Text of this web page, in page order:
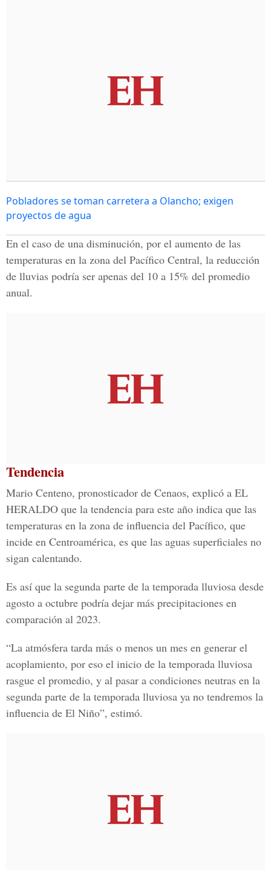
Pobladores se toman carretera a Olancho; exigen
proyectos de agua
En el caso de una disminución, por el aumento de las
temperaturas en la zona del Pacífico Central, la reducción
de lluvias podría ser apenas del 10 a 15% del promedio
anual.
Tendencia
Mario Centeno, pronosticador de Cenaos, explicó a EL
HERALDO que la tendencia para este año indica que las
temperaturas en la zona de influencia del Pacífico, que
incide en Centroamérica, es que las aguas superficiales no
sigan calentando.
Es así que la segunda parte de la temporada lluviosa desde
agosto a octubre podría dejar más precipitaciones en
comparación al 2023.
“La atmósfera tarda más o menos un mes en generar el
acoplamiento, por eso el inicio de la temporada lluviosa
rasgue el promedio, y al pasar a condiciones neutras en la
segunda parte de la temporada lluviosa ya no tendremos la
influencia de El Niño”, estimó.